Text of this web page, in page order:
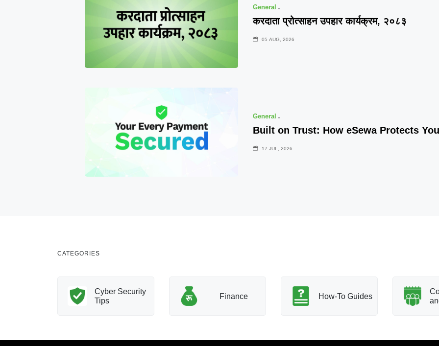
General
करदाता प्रोत्साहन उपहार कार्यक्रम, २०८३
05 AUG, 2026
General
Built on Trust: How eSewa Protects
17 JUL, 2026
CATEGORIES
Cyber Security
Tips
Finance How-To Guides